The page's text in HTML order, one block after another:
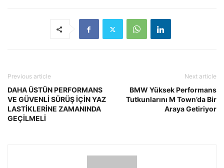
Previous article
DAHA ÜSTÜN PERFORMANS
VE GÜVENLİ SÜRÜŞ İÇİN YAZ
LASTİKLERİNE ZAMANINDA
GEÇİLMELİ
Next article
BMW Yüksek Performans
Tutkunlarını M Town’da Bir
Araya Getiriyor